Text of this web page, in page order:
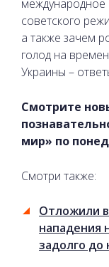
международное
советского
а также зачем
голод на
Украины –
Смотрите
мир» по
Смотри также:
Отложили
нападения
задолго до